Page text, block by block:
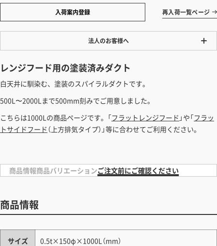
入荷案内登録 再入荷一覧ページ
法人のお客様へ
ワンプライス販売
法人・個人様いずれも全て一律の価格で販売しております。法人/個人
事業主様には「請求書払い」も対応しています。
「請求書払い」の詳細はこちら
カートでのお見積り機能
「この商品を選ぶ」からご希望の商品をカートに入れていただき、お届
見積もりガイドはこちら
レンジフード用の塗装済みダクト
白天井に馴染む、塗装のスパイラルダクトです。
500L〜2000Lまで500mm刻みでご用意しました。
こちらは1000Lの商品ページです。「フラットレンジフード 」や「フラッ
トサイドフード （上方排気タイプ）」等に合わせてご利用ください。
商品情報商品バリエーションご注文前にご確認ください
商品情報
サイズ 0.5t×150φ×1000L（mm）